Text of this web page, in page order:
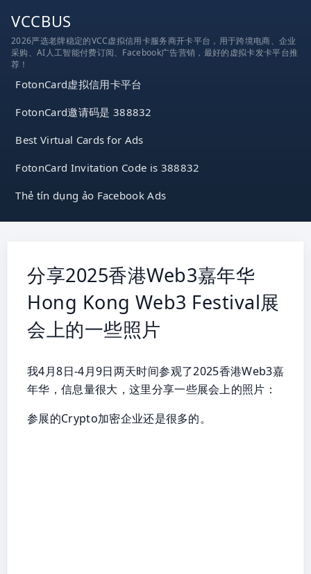
VCCBUS
2026严选老牌稳定的VCC虚拟信用卡服务商开卡平台，用于跨境电商、企业
采购、AI人工智能付费订阅、Facebook广告营销，最好的虚拟卡发卡平台推
荐！
FotonCard虚拟信用卡平台
FotonCard邀请码是 388832
Best Virtual Cards for Ads
FotonCard Invitation Code is 388832
Thẻ tín dụng ảo Facebook Ads
分享2025香港Web3嘉年华
Hong Kong Web3 Festival展
会上的一些照片
我4月8日-4月9日两天时间参观了2025香港Web3嘉
年华，信息量很大，这里分享一些展会上的照片：
参展的Crypto加密企业还是很多的。